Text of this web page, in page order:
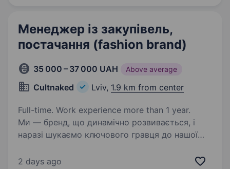
Менеджер із закупівель,
постачання (fashion brand)
35 000 – 37 000 UAH Above average
Cultnaked Lviv, 1.9 km from center
Full-time. Work experience more than 1 year.
Ми — бренд, що динамічно розвивається, і
наразі шукаємо ключового гравця до нашої
орієнтована на результат, готова брати
2 days ago